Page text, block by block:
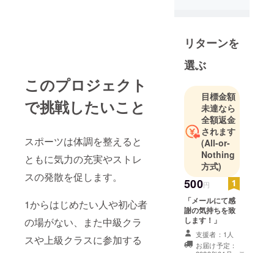
このプロジェクト
で挑戦したいこと
スポーツは体調を整えると
ともに気力の充実やストレ
スの発散を促します。
1からはじめたい人や初心者
の場がない、また中級クラ
スや上級クラスに参加する
ウドファイ
ティングを
利用させて
頂きまし
た。宜しく
お願いいた
します。
Twitterの方
は有名な方
にフォロー
されていま
す。
頂いたギネ
ス記録もそ
ちら様のご
リターンを
選ぶ
目標金額
未達なら
全額返金
されます
(All-or-
Nothing
方式)
500円
「メールにて感
謝の気持ちを致
します！」
支援者：1人
お届け予定：